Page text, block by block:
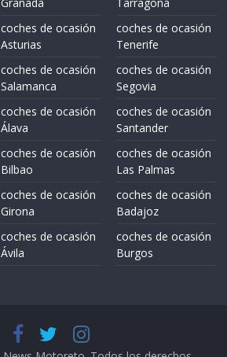
Granada
coches de ocasión
Asturias
coches de ocasión
Salamanca
coches de ocasión
Álava
coches de ocasión
Bilbao
coches de ocasión
Girona
coches de ocasión
Ávila
Tarragona
coches de ocasión
Tenerife
coches de ocasión
Segovia
coches de ocasión
Santander
coches de ocasión
Las Palmas
coches de ocasión
Badajoz
coches de ocasión
Burgos